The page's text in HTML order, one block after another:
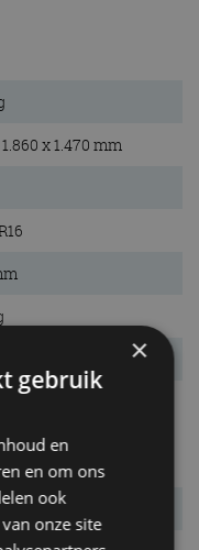
x 1.470 mm
×
gebruik
en
en om ons
ook
onze site